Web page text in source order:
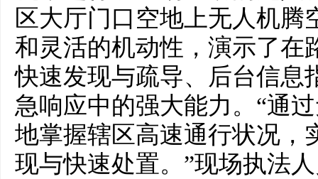
区大厅门口空地上无人机腾
和灵活的机动性，演示了在
快速发现与疏导、后台信息
急响应中的强大能力。“通
地掌握辖区高速通行状况，
现与快速处置。”现场执法